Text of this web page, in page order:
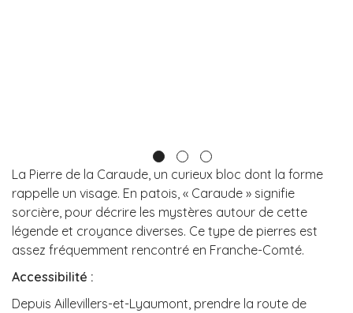
La Pierre de la Caraude, un curieux bloc dont la forme
rappelle un visage. En patois, « Caraude » signifie
sorcière, pour décrire les mystères autour de cette
légende et croyance diverses. Ce type de pierres est
assez fréquemment rencontré en Franche-Comté.
Accessibilité :
Depuis Aillevillers-et-Lyaumont, prendre la route de